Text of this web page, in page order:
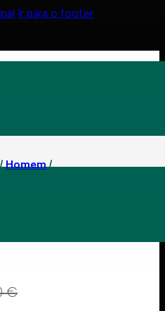
Ir para o footer
Homem
0363S
€